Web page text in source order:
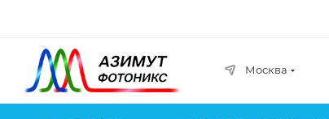
Москва